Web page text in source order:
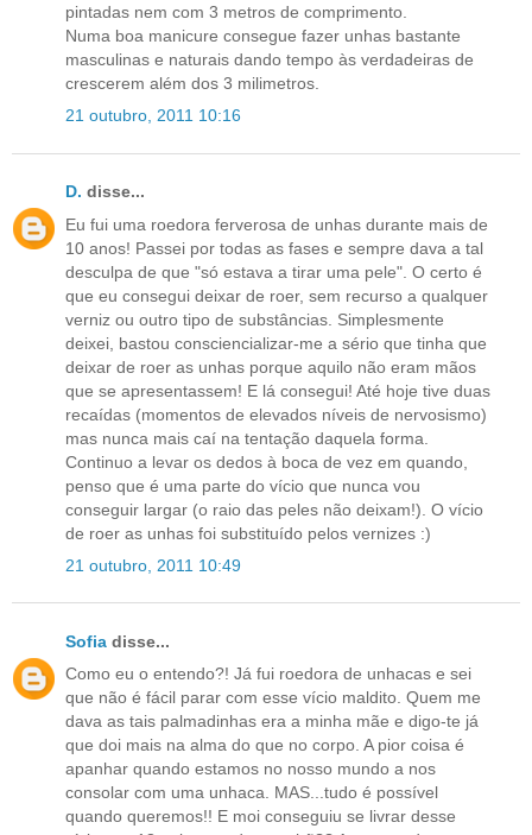
pintadas nem com 3 metros de comprimento.
Numa boa manicure consegue fazer unhas bastante
masculinas e naturais dando tempo às verdadeiras de
crescerem além dos 3 milimetros.
21 outubro, 2011 10:16
D. disse...
Eu fui uma roedora ferverosa de unhas durante mais de
10 anos! Passei por todas as fases e sempre dava a tal
desculpa de que "só estava a tirar uma pele". O certo é
que eu consegui deixar de roer, sem recurso a qualquer
verniz ou outro tipo de substâncias. Simplesmente
deixei, bastou consciencializar-me a sério que tinha que
deixar de roer as unhas porque aquilo não eram mãos
que se apresentassem! E lá consegui! Até hoje tive duas
recaídas (momentos de elevados níveis de nervosismo)
mas nunca mais caí na tentação daquela forma.
Continuo a levar os dedos à boca de vez em quando,
penso que é uma parte do vício que nunca vou
conseguir largar (o raio das peles não deixam!). O vício
de roer as unhas foi substituído pelos vernizes :)
21 outubro, 2011 10:49
Sofia disse...
Como eu o entendo?! Já fui roedora de unhacas e sei
que não é fácil parar com esse vício maldito. Quem me
dava as tais palmadinhas era a minha mãe e digo-te já
que doi mais na alma do que no corpo. A pior coisa é
apanhar quando estamos no nosso mundo a nos
consolar com uma unhaca. MAS...tudo é possível
quando queremos!! E moi conseguiu se livrar desse